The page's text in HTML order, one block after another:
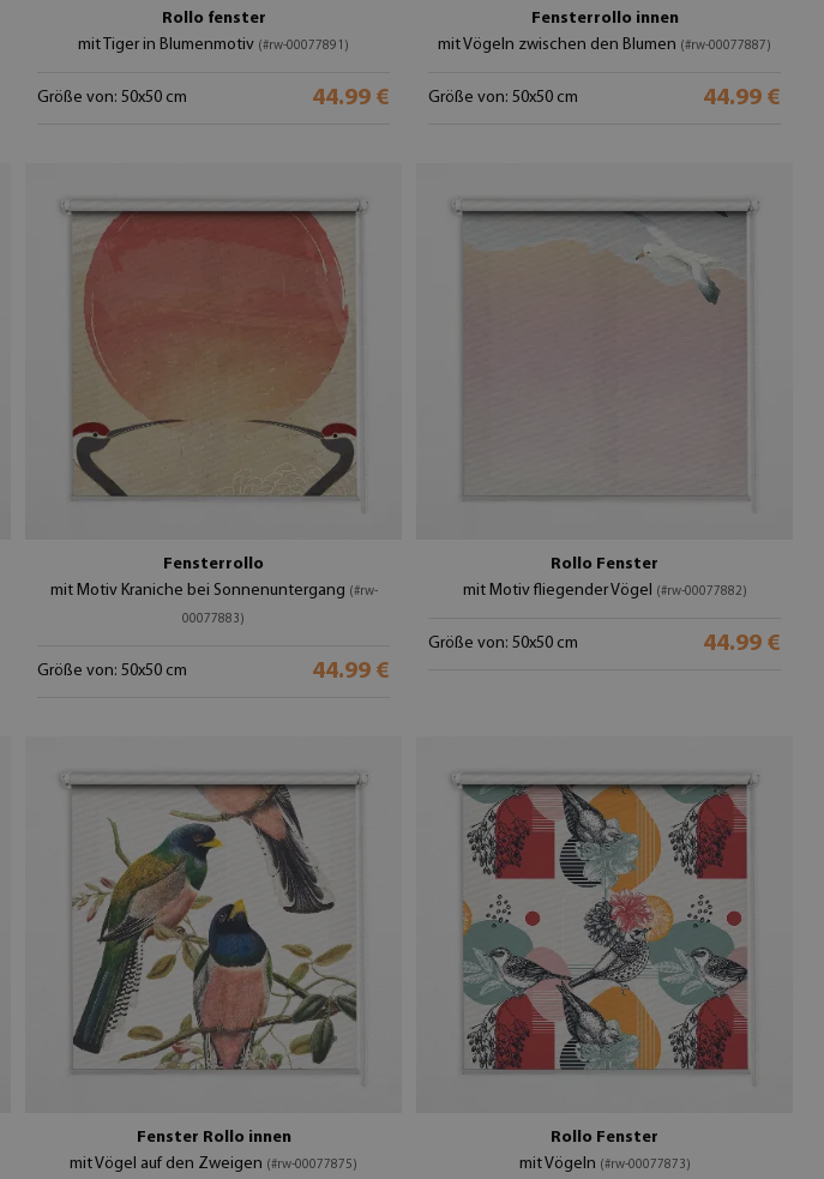
Rollo fenster
mit Tiger in Blumenmotiv (#rw-00077891)
Größe von: 50x50 cm 44.99 €
Fensterrollo innen
mit Vögeln zwischen den Blumen (#rw-00077887)
Größe von: 50x50 cm 44.99 €
Fensterrollo
mit Motiv Kraniche bei Sonnenuntergang (#rw-
00077883)
Größe von: 50x50 cm 44.99 €
Rollo Fenster
mit Motiv fliegender Vögel (#rw-00077882)
Größe von: 50x50 cm 44.99 €
Fenster Rollo innen
mit Vögel auf den Zweigen (#rw-00077875)
Rollo Fenster
mit Vögeln (#rw-00077873)